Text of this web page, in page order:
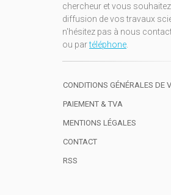
chercheur et vous
diffusion de vos travaux
n'hésitez pas à nous
ou partéléphone.
CONDITIONS GÉNÉRALES DE
PAIEMENT & TVA
MENTIONS LÉGALES
CONTACT
RSS